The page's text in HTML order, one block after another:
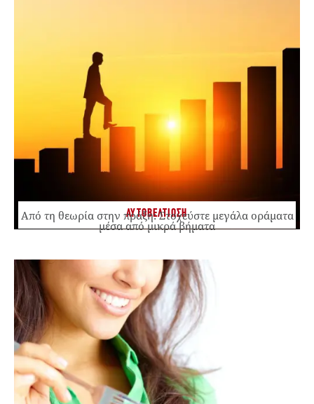
ΑΥΤΟΒΕΛΤΙΩΣΗ
Από τη θεωρία στην πράξη: Στοχεύστε μεγάλα οράματα
μέσα από μικρά βήματα